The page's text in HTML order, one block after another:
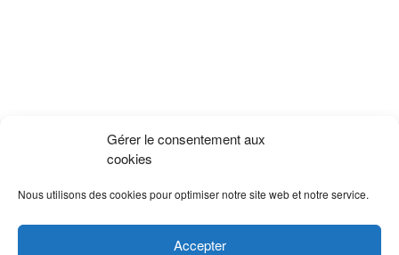
Gérer le consentement aux
cookies
Nous utilisons des cookies pour optimiser notre site web et notre service.
Accepter